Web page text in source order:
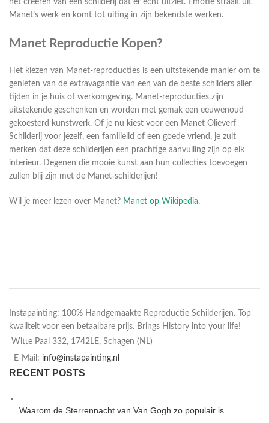
het creëren van een schilderij dat er echt uitziet. Emotie straalt uit
Manet’s werk en komt tot uiting in zijn bekendste werken.
Manet Reproductie Kopen?
Het kiezen van Manet-reproducties is een uitstekende manier om te
genieten van de extravagantie van een van de beste schilders aller
tijden in je huis of werkomgeving. Manet-reproducties zijn
uitstekende geschenken en worden met gemak een eeuwenoud
gekoesterd kunstwerk. Of je nu kiest voor een Manet Olieverf
Schilderij voor jezelf, een familielid of een goede vriend, je zult
merken dat deze schilderijen een prachtige aanvulling zijn op elk
interieur. Degenen die mooie kunst aan hun collecties toevoegen
zullen blij zijn met de Manet-schilderijen!
Wil je meer lezen over Manet? Manet op Wikipedia.
Instapainting: 100% Handgemaakte Reproductie Schilderijen. Top
kwaliteit voor een betaalbare prijs. Brings History into your life!
Witte Paal 332, 1742LE, Schagen (NL)
E-Mail: info@instapainting.nl
RECENT POSTS
Waarom de Sterrennacht van Van Gogh zo populair is